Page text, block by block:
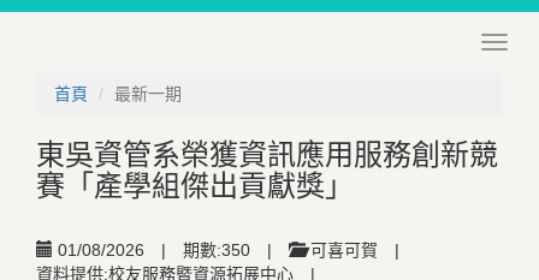
首頁
最新一期
東吳資管系榮獲資訊應用服務創新競
賽「產學組傑出貢獻獎」
01/08/2026 | 期數:350 | 可喜可賀
|
資料提供:校友服務暨資源拓展中心
|